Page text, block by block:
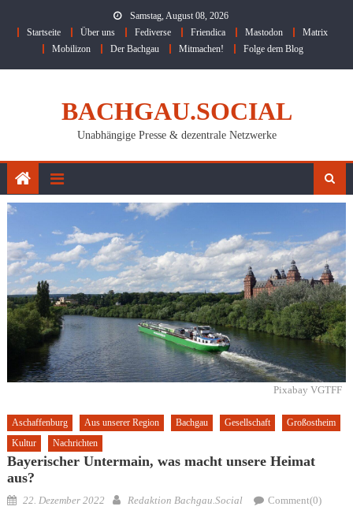
Samstag, August 08, 2026
Startseite
Über uns Fediverse Friendica Mastodon
Matrix
Mobilizon
Der Bachgau Mitmachen! Folge dem Blog
BACHGAU.SOCIAL
Unabhängige Presse & dezentrale Netzwerke
Pixabay VGTFF
Aschaffenburg Aus unserer Region Bachgau Gesellschaft
Großostheim
Kultur
Nachrichten
Bayerischer Untermain, was macht unsere Heimat
aus?
Posted
22. Dezember 2022 Author
Redaktion Bachgau.Social Comment(0)